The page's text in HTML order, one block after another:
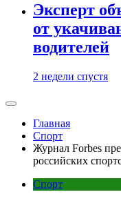
Эксперт
от
водителей
2 недели спустя
Главная
Спорт
Журнал Forbes
российских
Спорт